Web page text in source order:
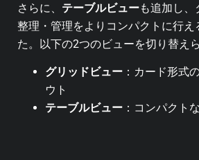
さらに、 テーブルビューも追加し
整理・管理をよりコンパクトに行え
た。以下の2つのビューを切り替えら
グリッドビュー ：カード形式
ウト
テーブルビュー ：コンパクト